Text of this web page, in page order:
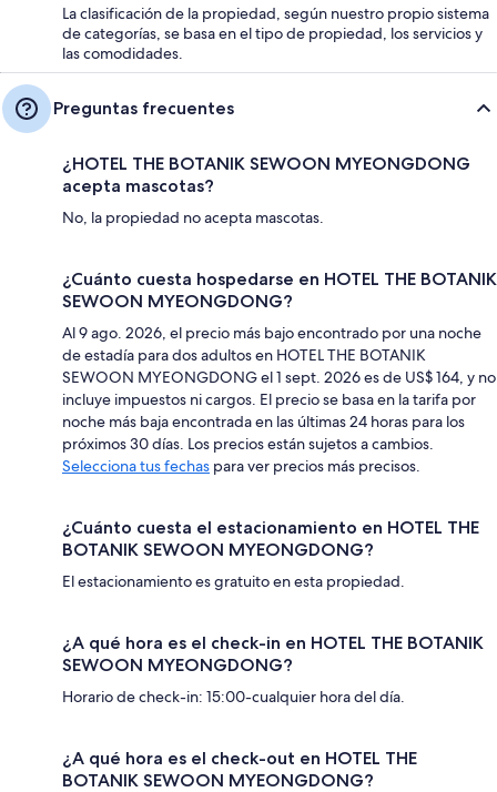
La clasificación de la propiedad, según nuestro propio sistema
de categorías, se basa en el tipo de propiedad, los servicios y
las comodidades.
Preguntas frecuentes
¿HOTEL THE BOTANIK SEWOON MYEONGDONG
acepta mascotas?
No, la propiedad no acepta mascotas.
¿Cuánto cuesta hospedarse en HOTEL THE BOTANIK
SEWOON MYEONGDONG?
Al 9 ago. 2026, el precio más bajo encontrado por una noche
de estadía para dos adultos en HOTEL THE BOTANIK
SEWOON MYEONGDONG el 1 sept. 2026 es de US$ 164, y no
incluye impuestos ni cargos. El precio se basa en la tarifa por
noche más baja encontrada en las últimas 24 horas para los
próximos 30 días. Los precios están sujetos a cambios.
Selecciona tus fechas para ver precios más precisos.
¿Cuánto cuesta el estacionamiento en HOTEL THE
BOTANIK SEWOON MYEONGDONG?
El estacionamiento es gratuito en esta propiedad.
¿A qué hora es el check-in en HOTEL THE BOTANIK
SEWOON MYEONGDONG?
Horario de check-in: 15:00-cualquier hora del día.
¿A qué hora es el check-out en HOTEL THE
BOTANIK SEWOON MYEONGDONG?